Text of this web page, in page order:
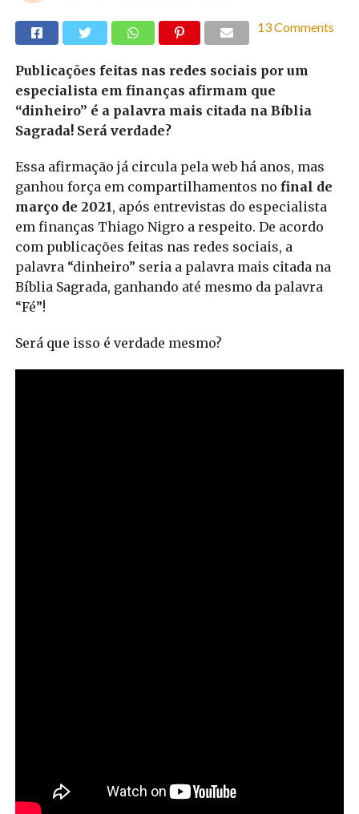
13 Comments
Publicações feitas nas redes sociais por um
especialista em finanças afirmam que
“dinheiro” é a palavra mais citada na Bíblia
Sagrada! Será verdade?
Essa afirmação já circula pela web há anos, mas
ganhou força em compartilhamentos no final de
março de 2021, após entrevistas do especialista
em finanças Thiago Nigro a respeito. De acordo
com publicações feitas nas redes sociais, a
palavra “dinheiro” seria a palavra mais citada na
Bíblia Sagrada, ganhando até mesmo da palavra
“Fé”!
Será que isso é verdade mesmo?